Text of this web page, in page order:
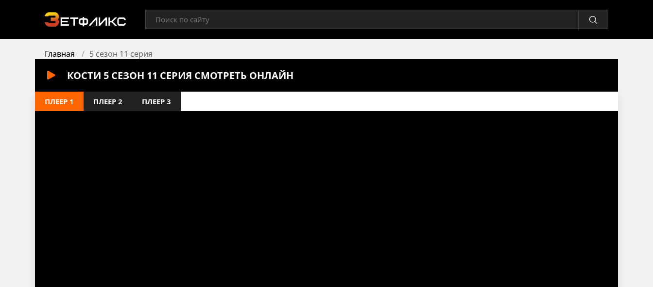
Главная 5 сезон 11 серия
КОСТИ 5 СЕЗОН 11 СЕРИЯ СМОТРЕТЬ ОНЛАЙН
ПЛЕЕР 1 ПЛЕЕР 2 ПЛЕЕР 3